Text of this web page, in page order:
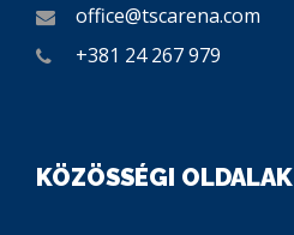
office@tscarena.com
+381 24 267 979
KÖZÖSSÉGI OLDALAK